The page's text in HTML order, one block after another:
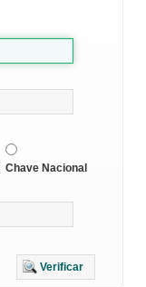
Chave Nacional
Verificar